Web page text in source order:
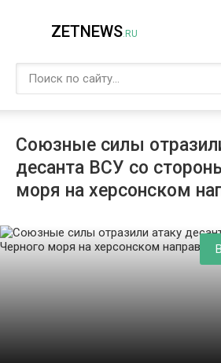
ZETNEWS.RU
Союзные силы
десанта ВСУ со
моря на херсонском